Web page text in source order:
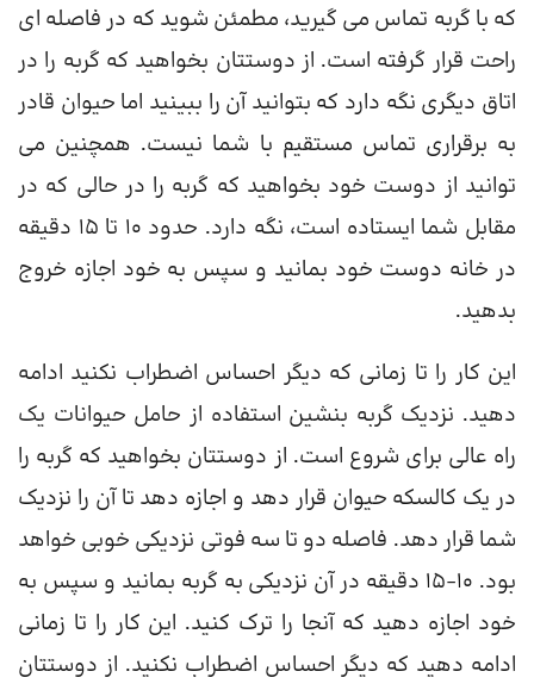
که با گربه تماس می گیرید، مطمئن شوید که در فاصله ای
راحت قرار گرفته است. از دوستتان بخواهید که گربه را در
اتاق دیگری نگه دارد که بتوانید آن را ببینید اما حیوان قادر
به برقراری تماس مستقیم با شما نیست. همچنین می
توانید از دوست خود بخواهید که گربه را در حالی که در
مقابل شما ایستاده است، نگه دارد. حدود 10 تا 15 دقیقه
در خانه دوست خود بمانید و سپس به خود اجازه خروج
بدهید.
این کار را تا زمانی که دیگر احساس اضطراب نکنید ادامه
دهید. نزدیک گربه بنشین استفاده از حامل حیوانات یک
راه عالی برای شروع است. از دوستتان بخواهید که گربه را
در یک کالسکه حیوان قرار دهد و اجازه دهد تا آن را نزدیک
شما قرار دهد. فاصله دو تا سه فوتی نزدیکی خوبی خواهد
بود. 10-15 دقیقه در آن نزدیکی به گربه بمانید و سپس به
خود اجازه دهید که آنجا را ترک کنید. این کار را تا زمانی
ادامه دهید که دیگر احساس اضطراب نکنید. از دوستتان